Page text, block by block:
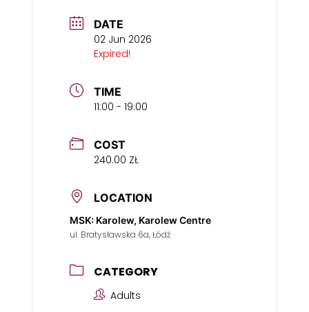
DATE
02 Jun 2026
Expired!
TIME
11:00 - 19:00
COST
240.00 ZŁ
LOCATION
MSK: Karolew, Karolew Centre
ul. Bratysławska 6a, Łódź
CATEGORY
Adults